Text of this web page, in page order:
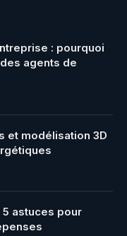
: pourquoi
agents de
et modélisation 3D
astuces pour